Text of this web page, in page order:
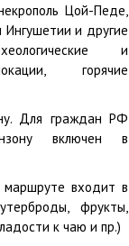
Цой-Педе,
и другие
и
горячие
Для граждан РФ
включен в
входит в
фрукты,
к чаю и пр.)